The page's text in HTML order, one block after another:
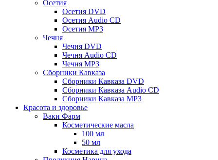
Осетия
Осетия DVD
Осетия Audio CD
Осетия MP3
Чечня
Чечня DVD
Чечня Audio CD
Чечня MP3
Сборники Кавказа
Сборники Кавказа DVD
Сборники Кавказа Audio CD
Сборники Кавказа MP3
Красота и здоровье
Ваки Фарм
Косметические масла
100 мл
50 мл
Косметика для ухода